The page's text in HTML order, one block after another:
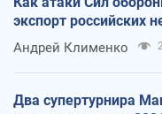
экспорт российских
Андрей Клименко
Два супертурнира